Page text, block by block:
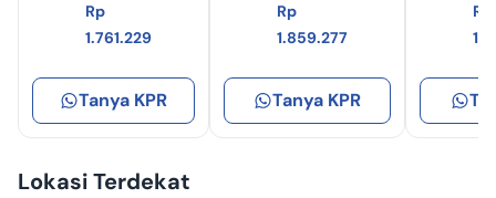
Rp
1.761.229
Tanya KPR
Rp
1.859.277
Tanya KPR
Rp
Lokasi Terdekat